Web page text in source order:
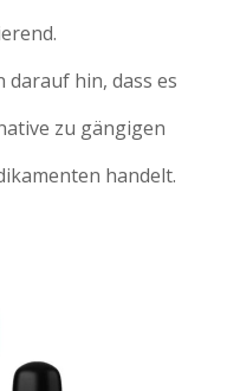
darauf hin, dass es
zu gängigen
handelt.